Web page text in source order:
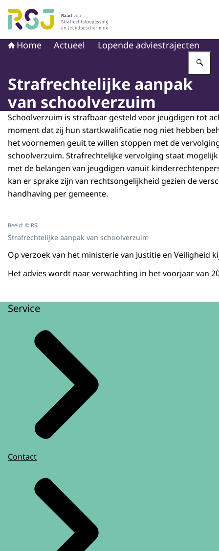
Naar de homepage van Raad voor
Home Actueel Lopende adviestrajecten
Strafrechtelijke aanpak
van schoolverzuim
Schoolverzuim is strafbaar gesteld voor jeugdigen tot
moment dat zij hun startkwalificatie nog niet hebben
het voornemen geuit te willen stoppen met de
schoolverzuim. Strafrechtelijke vervolging staat
met de belangen van jeugdigen vanuit
kan er sprake zijn van rechtsongelijkheid gezien de
handhaving per gemeente.
Beeld: © RSJ
Strafrechtelijke aanpak van schoolverzuim
Op verzoek van het ministerie van Justitie en
Het advies wordt naar verwachting in het voorjaar van
Service
Contact